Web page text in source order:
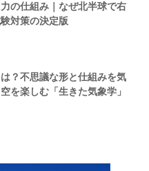
力の仕組み｜なぜ北半球で右
対策の決定版
？不思議な形と仕組みを気
を楽しむ「生きた気象学」